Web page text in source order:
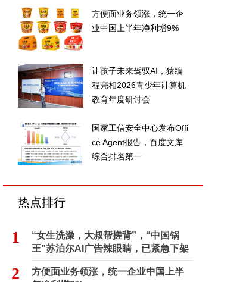
方便面业务领涨，统一企
业中国上半年净利增9%
让孩子未来驾驭AI，猿编
程亮相2026青少年计算机
教育年度研讨会
国家工信安全中心发布Offi
ce Agent报告，百度文库
综合排名第一
热点排行
1
“女生洗澡，大叔帮搓背”，“中国锅
王”苏泊尔AI广告辣眼睛，已紧急下架
2
方便面业务领涨，统一企业中国上半